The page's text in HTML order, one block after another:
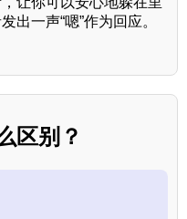
出一声“嗯”作为回应。
区别？